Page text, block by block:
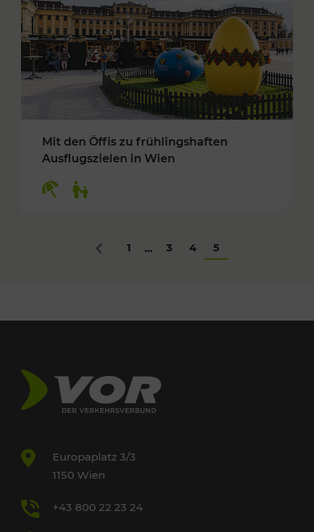
Mit den Öffis zu frühlingshaften
Ausflugszielen in Wien
Zurück
1 ... 3 4 5
Europaplatz 3/3
1150 Wien
+43 800 22 23 24